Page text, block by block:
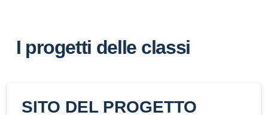
I progetti delle classi
SITO DEL PROGETTO